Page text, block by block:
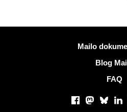
Mailo
Blog
FAQ
Facebook
Mastodon
Bluesky